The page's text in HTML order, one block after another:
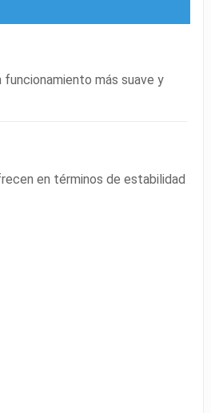
más suave y
en términos de estabilidad